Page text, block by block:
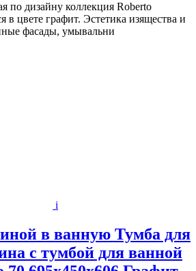
по дизайну коллекция Roberto
в цвете графит. Эстетика изящества и
фасады, умывальни
i
в ванную Тумба для
с тумбой для ванной